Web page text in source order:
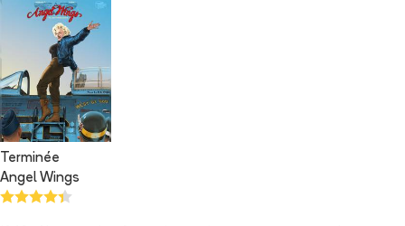
Terminée
Angel Wings